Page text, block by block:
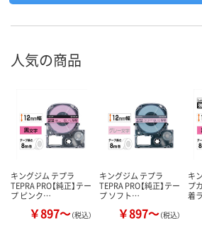
人気の商品
キングジム テプラ
TEPRA PRO【純正】テー
プ ピンク…
￥897～（税込）
キングジム テプラ
TEPRA PRO【純正】テー
プ ソフト…
￥897～（税込）
キ
プ
着